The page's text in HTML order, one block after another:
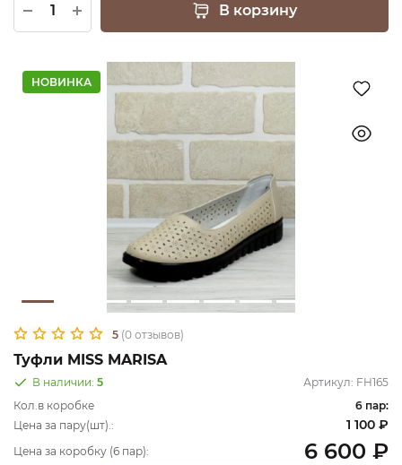
В корзину
НОВИНКА
5 (0 отзывов)
Туфли MISS MARISA
В наличии: 5 Артикул: FH165
Кол.в коробке
6 пар:
Цена за пару(шт).:
1 100 ₽
Цена за коробку (6 пар): 6 600 ₽